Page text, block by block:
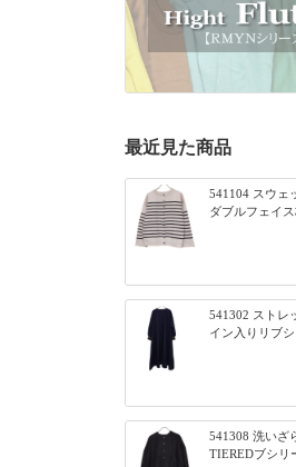
最近見た商品
541104 スウェ
ダブルフェイ
ージュ×ネイビ
541302 ストレ
イン入りリブシ
541308 洗いざ
TIEREDブシリ